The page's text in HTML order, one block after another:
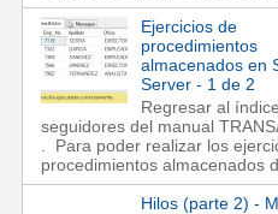
Ejercicios de
procedimientos
almacenados en
Server - 1 de 2
Regresar al
seguidores del manual
. Para poder realizar los
procedimientos almacenados
Hilos (parte 2) -